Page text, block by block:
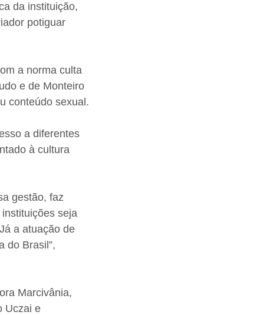
da instituição,
potiguar
a norma culta
e de Monteiro
conteúdo sexual.
a diferentes
à cultura
gestão, faz
seja
a atuação de
do Brasil”,
Marcivânia,
Uczai e